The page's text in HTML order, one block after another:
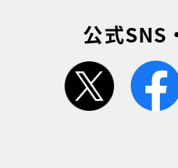
公式SNS
twitter